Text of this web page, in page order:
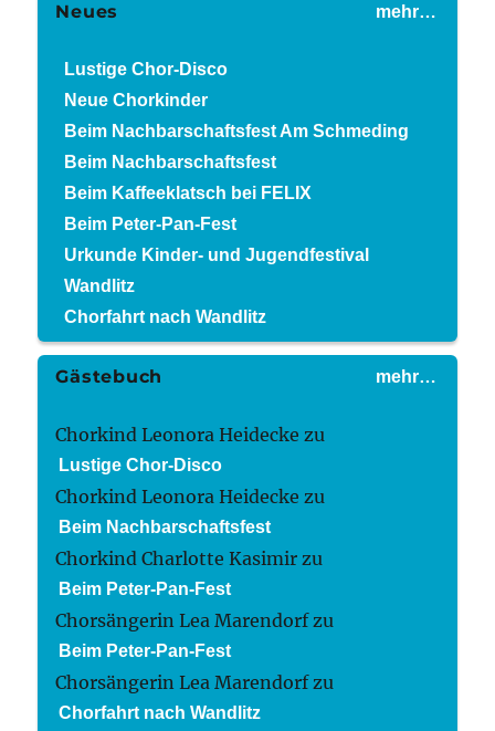
mehr…
Neues
Lustige Chor-Disco
Neue Chorkinder
Beim Nachbarschaftsfest Am Schmeding
Beim Nachbarschaftsfest
Beim Kaffeeklatsch bei FELIX
Beim Peter-Pan-Fest
Urkunde Kinder- und Jugendfestival
Wandlitz
Chorfahrt nach Wandlitz
mehr…
Gästebuch
Chorkind Leonora Heidecke zu
Lustige Chor-Disco
Chorkind Leonora Heidecke zu
Beim Nachbarschaftsfest
Chorkind Charlotte Kasimir zu
Beim Peter-Pan-Fest
Chorsängerin Lea Marendorfzu
Beim Peter-Pan-Fest
Chorsängerin Lea Marendorfzu
Chorfahrt nach Wandlitz